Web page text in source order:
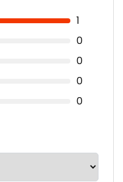
1
0
0
0
0